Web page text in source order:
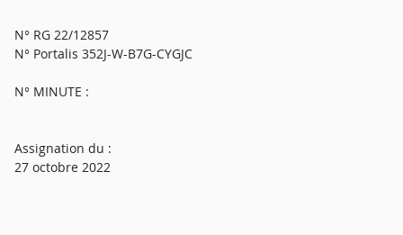
N° RG 22/12857
N° Portalis 352J-W-B7G-CYGJC
N° MINUTE :
Assignation du :
27 octobre 2022